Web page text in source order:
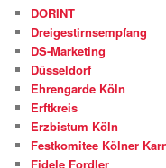
DORINT
Dreigestirnsempfang
DS-Marketing
Düsseldorf
Ehrengarde Köln
Erftkreis
Erzbistum Köln
Festkomitee Kölner
Fidele Fordler